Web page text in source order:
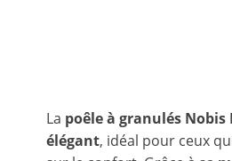
La poêle à granulés Nobis
élégant, idéal pour ceux